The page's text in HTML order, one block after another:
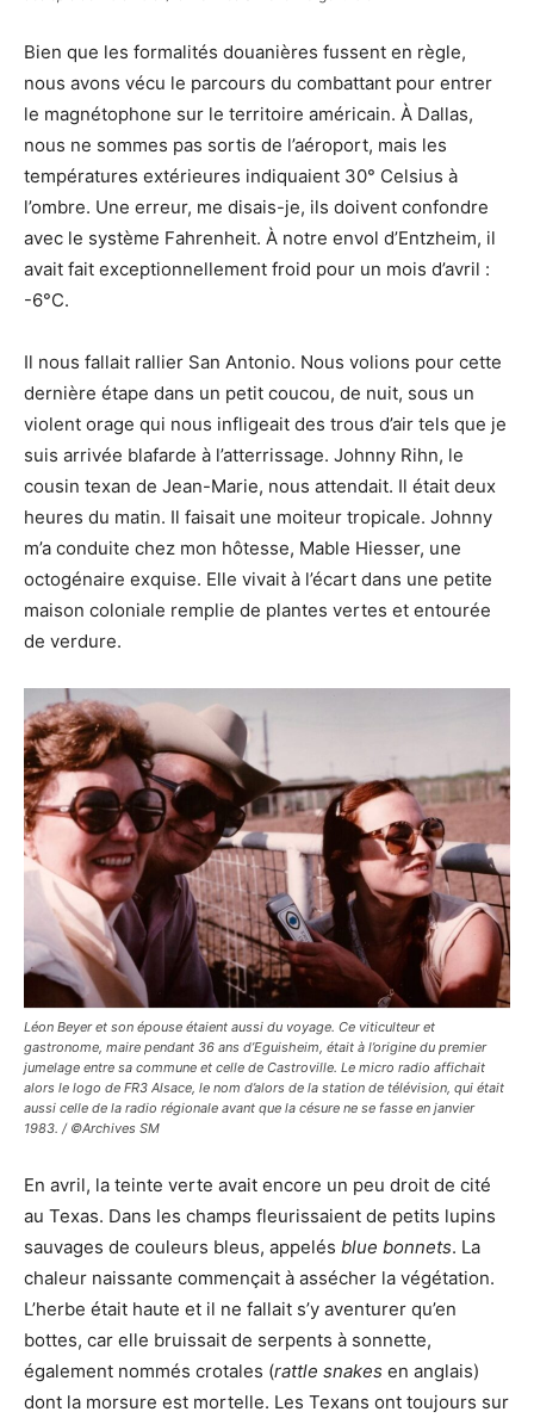
Bien que les formalités douanières fussent en règle,
nous avons vécu le parcours du combattant pour entrer
le magnétophone sur le territoire américain. À Dallas,
nous ne sommes pas sortis de l’aéroport, mais les
températures extérieures indiquaient 30° Celsius à
l’ombre. Une erreur, me disais-je, ils doivent confondre
avec le système Fahrenheit. À notre envol d’Entzheim, il
avait fait exceptionnellement froid pour un mois d’avril :
-6°C.
Il nous fallait rallier San Antonio. Nous volions pour cette
dernière étape dans un petit coucou, de nuit, sous un
violent orage qui nous infligeait des trous d’air tels que je
suis arrivée blafarde à l’atterrissage. Johnny Rihn, le
cousin texan de Jean-Marie, nous attendait. Il était deux
heures du matin. Il faisait une moiteur tropicale. Johnny
m’a conduite chez mon hôtesse, Mable Hiesser, une
octogénaire exquise. Elle vivait à l’écart dans une petite
maison coloniale remplie de plantes vertes et entourée
de verdure.
Léon Beyer et son épouse étaient aussi du voyage. Ce viticulteur et
gastronome, maire pendant 36 ans d’Eguisheim, était à l’origine du premier
jumelage entre sa commune et celle de Castroville. Le micro radio affichait
alors le logo de FR3 Alsace, le nom d’alors de la station de télévision, qui était
aussi celle de la radio régionale avant que la césure ne se fasse en janvier
1983. / ©Archives SM
En avril, la teinte verte avait encore un peu droit de cité
au Texas. Dans les champs fleurissaient de petits lupins
sauvages de couleurs bleus, appelés blue bonnets. La
chaleur naissante commençait à assécher la végétation.
L’herbe était haute et il ne fallait s’y aventurer qu’en
bottes, car elle bruissait de serpents à sonnette,
également nommés crotales (rattle snakes en anglais)
dont la morsure est mortelle. Les Texans ont toujours sur